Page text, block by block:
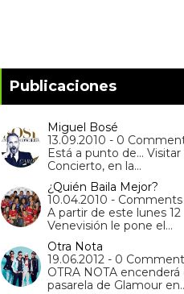
Publicaciones
Miguel Bosé
13.09.2010 - 0
Está a punto de...
Concierto, en la…
¿Quién Baila Mejor?
10.04.2010 - Comments
A partir de este lunes 12
Venevisión le pone el…
Otra Nota
19.06.2012 - 0
OTRA NOTA
pasarela de Glamour